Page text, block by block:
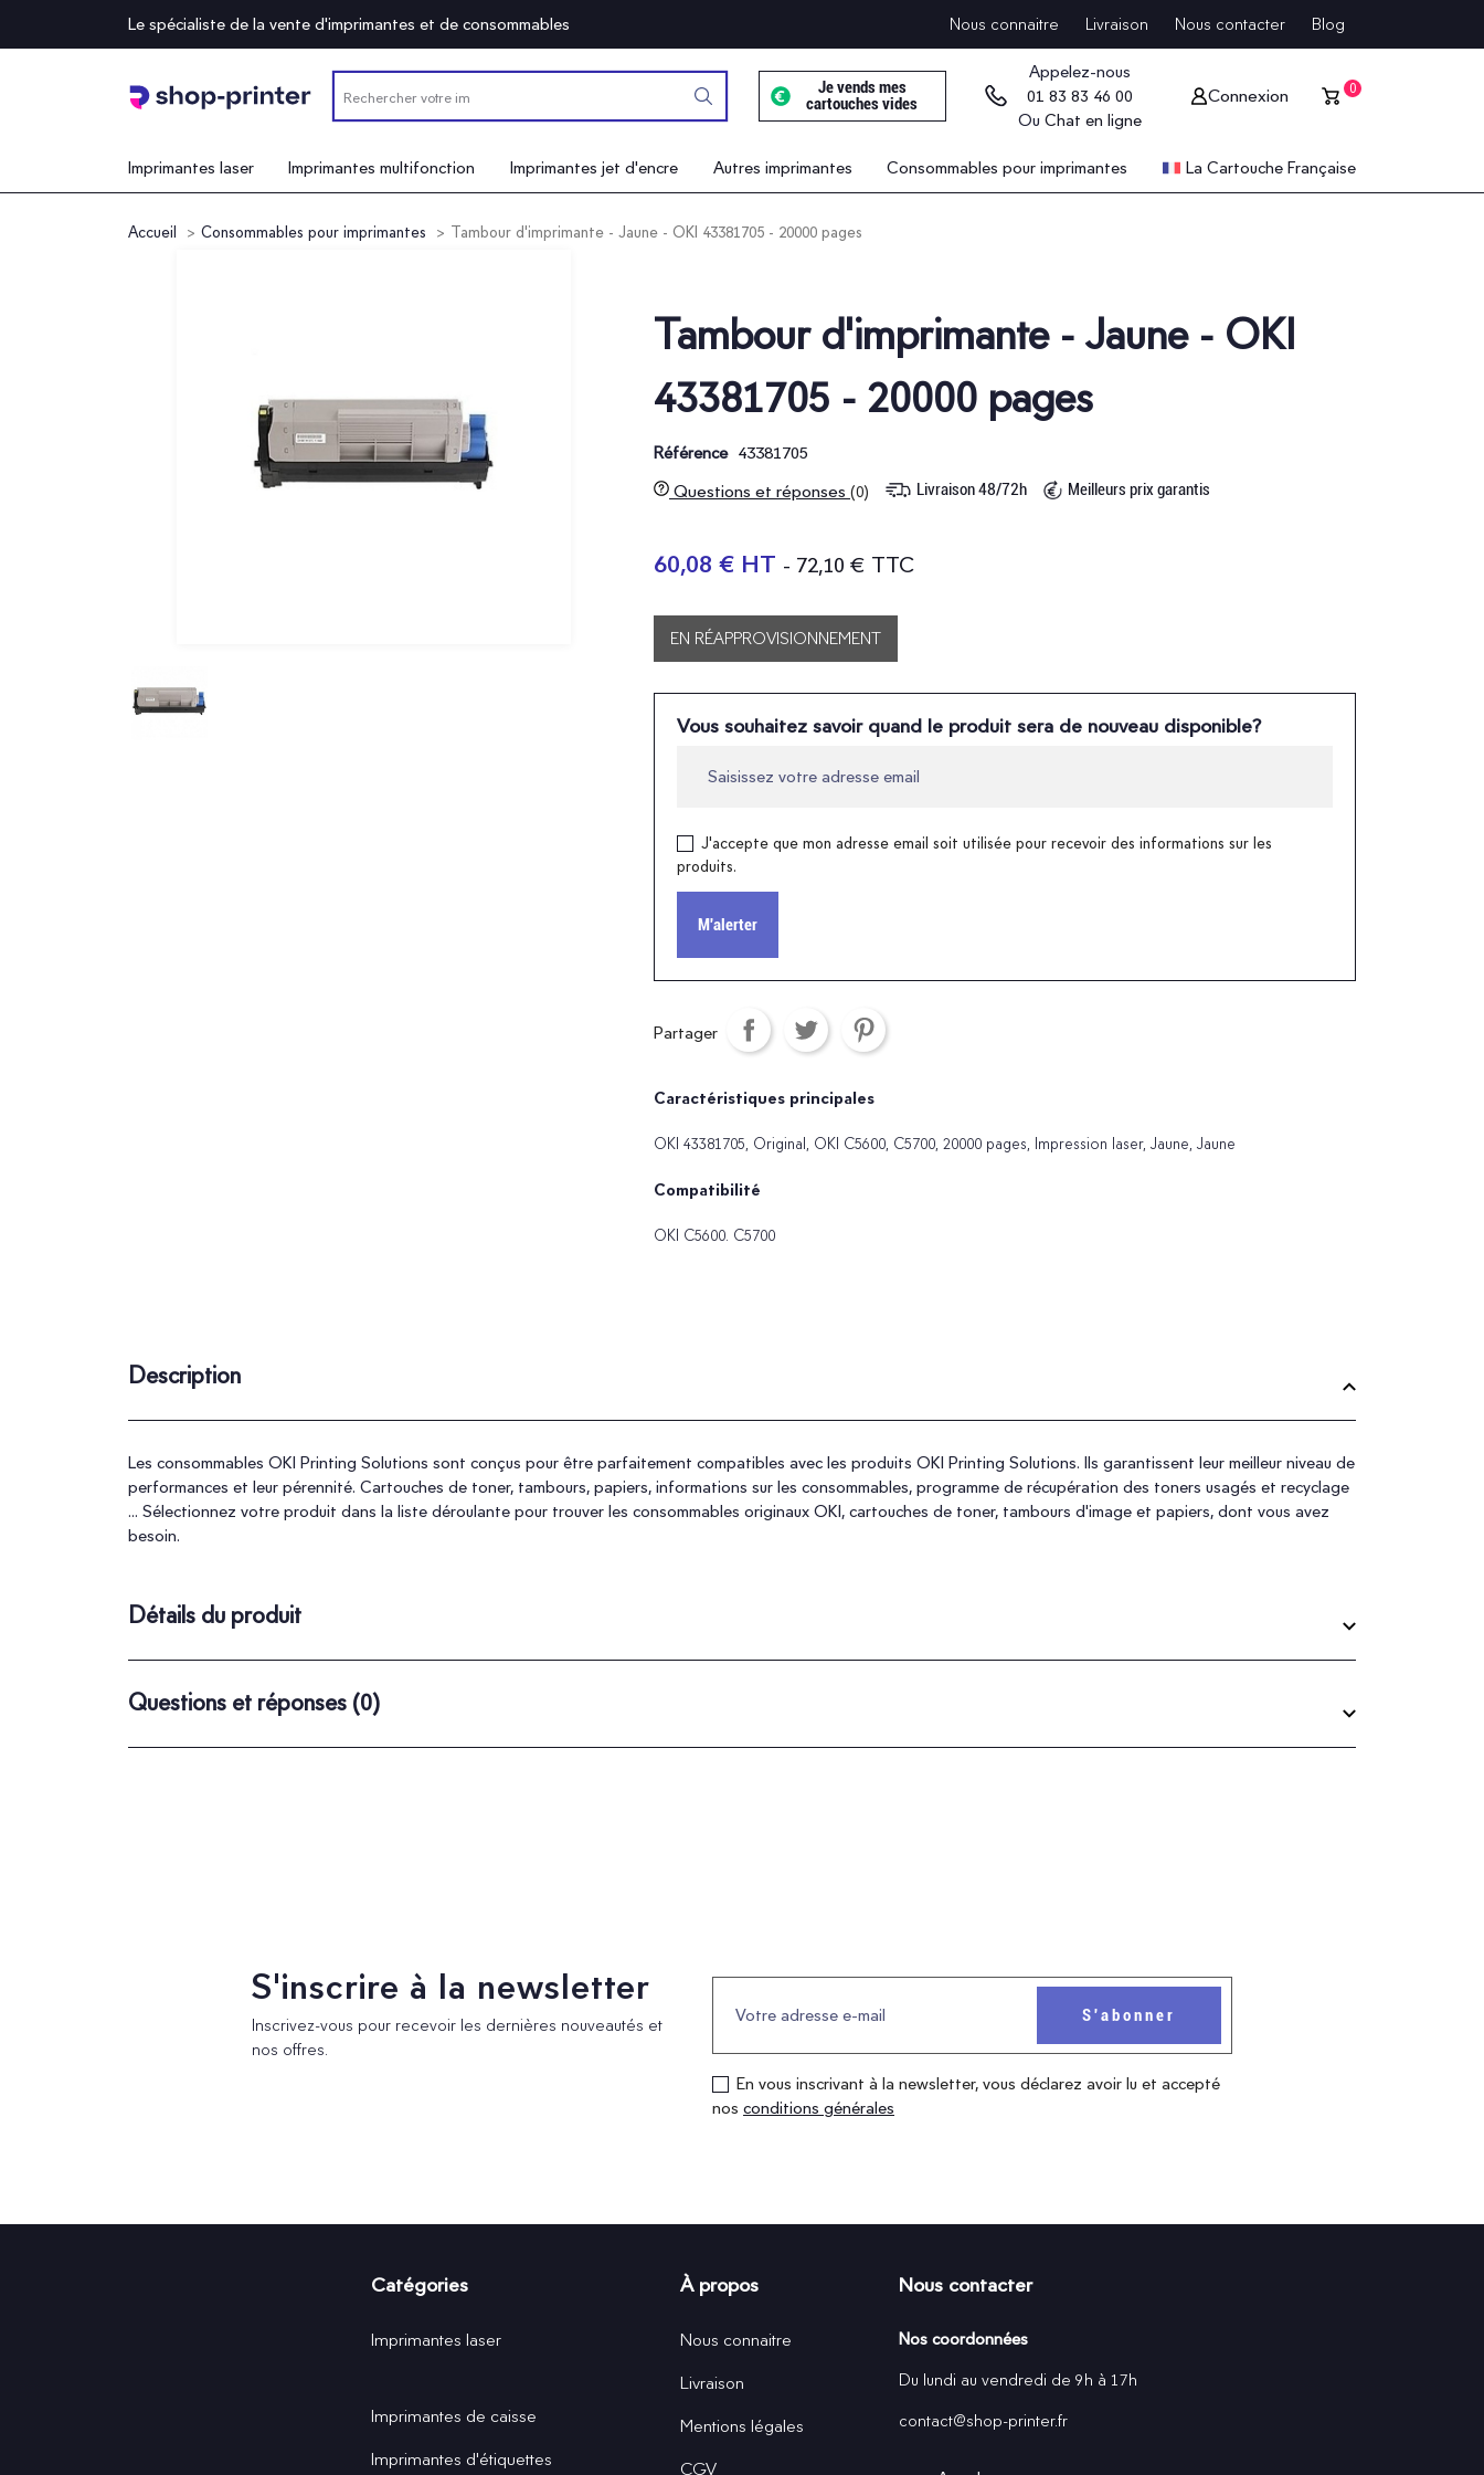
Le spécialiste de la vente d'imprimantes et de consommables Nous connaitre Livraison Nous contacter Blog
Je vends mes
cartouches vides
Appelez-nous
01 83 83 46 00
Ou Chat en ligne
Connexion 0
Imprimantes laser Imprimantes multifonction Imprimantes jet d'encre Autres imprimantes Consommables pour imprimantes La Cartouche Française
Accueil Consommables pour imprimantes Tambour d'imprimante - Jaune - OKI 43381705 - 20000 pages
Tambour d'imprimante - Jaune - OKI
43381705 - 20000 pages
Référence 43381705
Questions et réponses (0) Livraison 48/72h Meilleurs prix garantis
60,08 € HT - 72,10 € TTC
EN RÉAPPROVISIONNEMENT
Vous souhaitez savoir quand le produit sera de nouveau disponible?
J'accepte que mon adresse email soit utilisée pour recevoir des informations sur les
produits.
M'alerter
Partager
Caractéristiques principales
OKI 43381705, Original, OKI C5600, C5700, 20000 pages, Impression laser, Jaune, Jaune
Compatibilité
OKI C5600. C5700
Description
Les consommables OKI Printing Solutions sont conçus pour être parfaitement compatibles avec les produits OKI Printing Solutions. Ils garantissent leur meilleur niveau de
performances et leur pérennité. Cartouches de toner, tambours, papiers, informations sur les consommables, programme de récupération des toners usagés et recyclage
... Sélectionnez votre produit dans la liste déroulante pour trouver les consommables originaux OKI, cartouches de toner, tambours d'image et papiers, dont vous avez
besoin.
Détails du produit
Questions et réponses (0)
S'inscrire à la newsletter
Inscrivez-vous pour recevoir les dernières nouveautés et
nos offres.
En vous inscrivant à la newsletter, vous déclarez avoir lu et accepté
nos conditions générales
Catégories
Imprimantes laser
Imprimantes de caisse
Imprimantes d'étiquettes
À propos
Nous connaitre
Livraison
Mentions légales
CGV
Nous contacter
Nos coordonnées
Du lundi au vendredi de 9h à 17h
contact@shop-printer.fr